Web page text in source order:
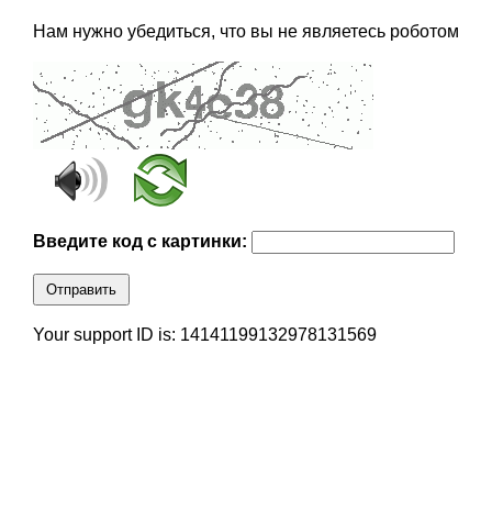
Нам нужно убедиться, что вы не являетесь роботом
Введите код с картинки:
Отправить
Your support ID is: 14141199132978131569